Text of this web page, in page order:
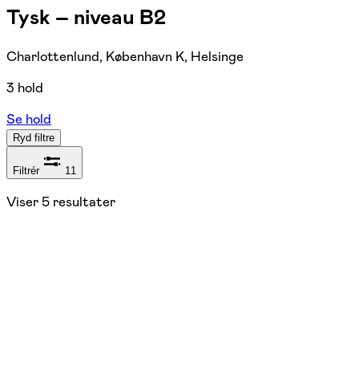
Tysk – niveau B2
Charlottenlund, København K, Helsinge
3 hold
Se hold
Ryd filtre
Filtrér 11
Viser 5 resultater